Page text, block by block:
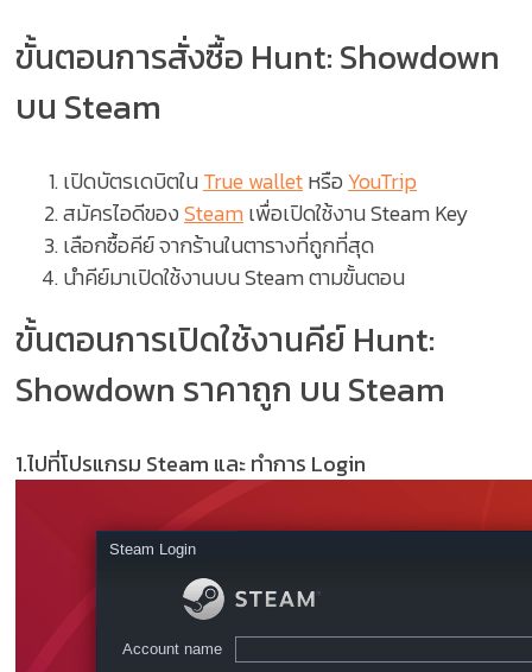
ขั้นตอนการสั่งซื้อ Hunt: Showdown
บน Steam
เปิดบัตรเดบิตในTrue walletหรือYouTrip
สมัครไอดีของSteamเพื่อเปิดใช้งาน Steam Key
เลือกซื้อคีย์ จากร้านในตารางที่ถูกที่สุด
นำคีย์มาเปิดใช้งานบน Steam ตามขั้นตอน
ขั้นตอนการเปิดใช้งานคีย์ Hunt:
Showdown ราคาถูก บน Steam
1.ไปที่โปรแกรม Steam และ ทำการ Login